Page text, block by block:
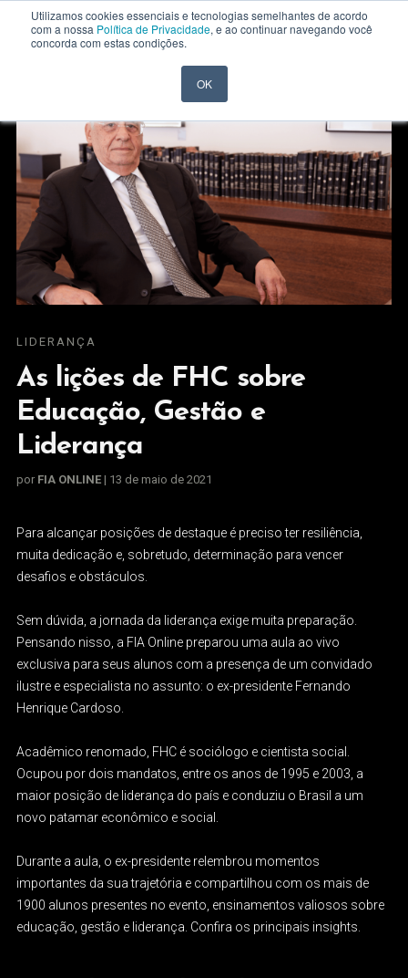
Utilizamos cookies essenciais e tecnologias semelhantes de acordo
com a nossa Política de Privacidade, e ao continuar navegando você
concorda com estas condições.
OK
LIDERANÇA
As lições de FHC sobre
Educação, Gestão e
Liderança
por FIA ONLINE | 13 de maio de 2021
Para alcançar posições de destaque é preciso ter resiliência,
muita dedicação e, sobretudo, determinação para vencer
desafios e obstáculos.
Sem dúvida, a jornada da liderança exige muita preparação.
Pensando nisso, a FIA Online preparou uma aula ao vivo
exclusiva para seus alunos com a presença de um convidado
ilustre e especialista no assunto: o ex-presidente Fernando
Henrique Cardoso.
Acadêmico renomado, FHC é sociólogo e cientista social.
Ocupou por dois mandatos, entre os anos de 1995 e 2003, a
maior posição de liderança do país e conduziu o Brasil a um
novo patamar econômico e social.
Durante a aula, o ex-presidente relembrou momentos
importantes da sua trajetória e compartilhou com os mais de
1900 alunos presentes no evento, ensinamentos valiosos sobre
educação, gestão e liderança. Confira os principais insights.